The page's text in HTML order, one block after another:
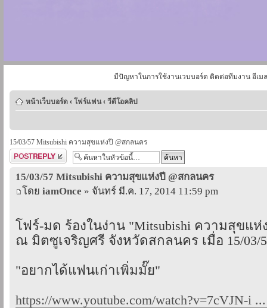
มีปัญหาในการใช้งานเวบบอร์ด ติดต่อทีมงาน อีเม
หน้าเว็บบอร์ด ‹ โฟร์แฟน ‹ วีดีโอคลิป
15/03/57 Mitsubishi ความสุขแห่งปี @สกลนคร
ตอบกระทู้
15/03/57 Mitsubishi ความสุขแห่งปี @สกลนคร
โดย iamOnce » จันทร์ มี.ค. 17, 2014 11:59 pm
โฟร์-มด ร้องในง่าน "Mitsubishi ความสุขแห่
ณ มิตซูเจริญศรี จังหวัดสกลนคร เมื่อ 15/03/
"อยากได้แฟนเก่าเพิ่มมั๊ย"
https://www.youtube.com/watch?v=7cVJN-i